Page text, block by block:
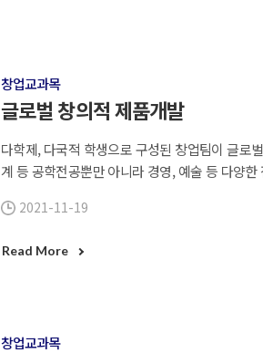
창업교과목
글로벌 창의적 제품개발
다학제, 다국적 학생으로 구성된 창업팀이 글로
계 등 공학전공뿐만 아니라 경영, 예술 등 다양
고 제품기획에 참여하였음. 각각의 구성원이
으로 구현
2021-11-19
Read More
창업교과목